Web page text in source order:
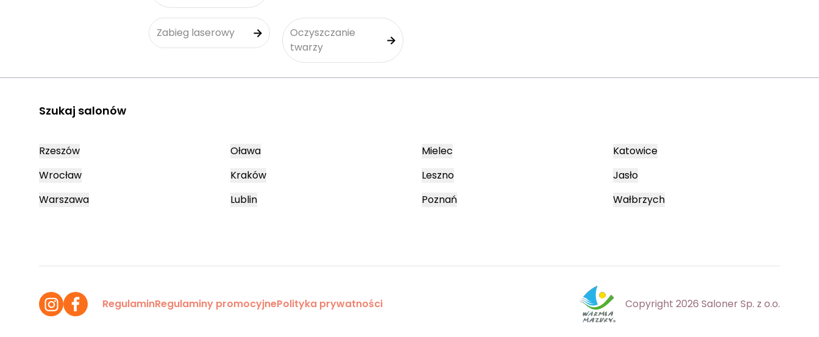
Zabieg laserowy
Oczyszczanie
twarzy
Szukaj salonów
Rzeszów
Wrocław
Warszawa
Oława
Kraków
Lublin
Mielec
Leszno
Poznań
Katowice
Jasło
Wałbrzych
RegulaminRegulaminy promocyjnePolityka prywatności Copyright 2026 Saloner Sp. z o.o.